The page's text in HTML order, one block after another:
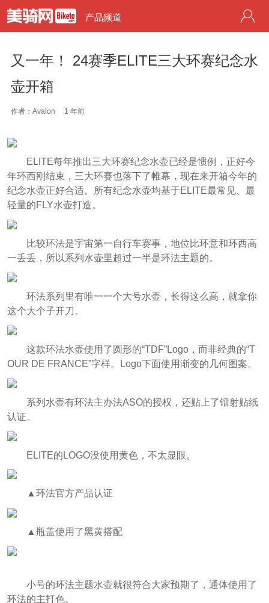
产品频道
又一年！ 24赛季ELITE三大环赛纪念水
壶开箱
作者：Avalon 1 年前
ELITE每年推出三大环赛纪念水壶已经是惯例，正好今
年环西刚结束，三大环赛也落下了帷幕，现在来开箱今年的
纪念水壶正好合适。所有纪念水壶均基于ELITE最常见、最
轻量的FLY水壶打造。
比较环法是宇宙第一自行车赛事，地位比环意和环西高
一丢丢，所以系列水壶里超过一半是环法主题的。
环法系列里有唯一一个大号水壶，长得这么高，就拿你
这个大个子开刀。
这款环法水壶使用了圆形的“TDF”Logo，而非经典的“T
OUR DE FRANCE”字样。Logo下面使用渐变的几何图案。
系列水壶有环法主办法ASO的授权，还贴上了镭射贴纸
认证。
ELITE的LOGO没使用黄色，不太显眼。
▲环法官方产品认证
▲瓶盖使用了黑黄搭配
小号的环法主题水壶就很符合大家预期了，通体使用了
环法的主打色。